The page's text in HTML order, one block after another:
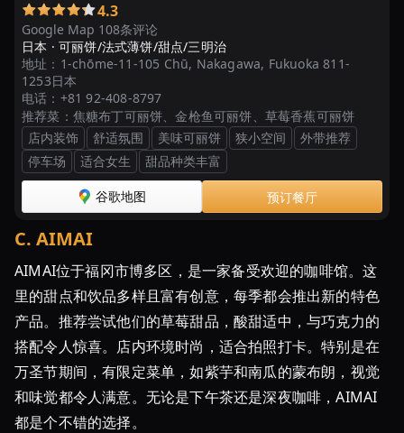
多
ま
か
な
苺
の
ラ
ン
ド
シ
ャ
24
枚
入
い
ち
Google Map 108条评论
4.3
日本 · 可丽饼/法式薄饼/甜点/三明治
地址： 1-chōme-11-105 Chū, Nakagawa, Fukuoka 811-
1253日本
电话： +81 92-408-8797
推荐菜： 焦糖布丁可丽饼、金枪鱼可丽饼、草莓香蕉可丽饼
店内装饰
舒适氛围 美味可丽饼 狭小空间
外带推荐
停车场
适合女生 甜品种类丰富
谷歌地图 预订餐厅
C. AIMAI
AIMAI位于福冈市博多区，是一家备受欢迎的咖啡馆。这
里的甜点和饮品多样且富有创意，每季都会推出新的特色
产品。推荐尝试他们的草莓甜品，酸甜适中，与巧克力的
搭配令人惊喜。店内环境时尚，适合拍照打卡。特别是在
万圣节期间，有限定菜单，如紫芋和南瓜的蒙布朗，视觉
和味觉都令人满意。无论是下午茶还是深夜咖啡，AIMAI
都是个不错的选择。